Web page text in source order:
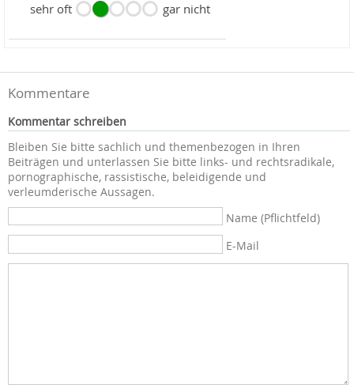
sehr oft gar nicht
Kommentare
Kommentar schreiben
Bleiben Sie bitte sachlich und themenbezogen in Ihren
Beiträgen und unterlassen Sie bitte links- und rechtsradikale,
pornographische, rassistische, beleidigende und
verleumderische Aussagen.
Name (Pflichtfeld)
E-Mail